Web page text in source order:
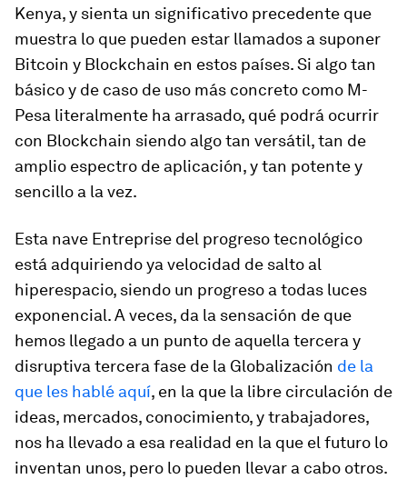
Kenya, y sienta un significativo precedente que
muestra lo que pueden estar llamados a suponer
Bitcoin y Blockchain en estos países. Si algo tan
básico y de caso de uso más concreto como M-
Pesa literalmente ha arrasado, qué podrá ocurrir
con Blockchain siendo algo tan versátil, tan de
amplio espectro de aplicación, y tan potente y
sencillo a la vez.
Esta nave Entreprise del progreso tecnológico
está adquiriendo ya velocidad de salto al
hiperespacio, siendo un progreso a todas luces
exponencial. A veces, da la sensación de que
hemos llegado a un punto de aquella tercera y
disruptiva tercera fase de la Globalización de la
que les hablé aquí, en la que la libre circulación de
ideas, mercados, conocimiento, y trabajadores,
nos ha llevado a esa realidad en la que el futuro lo
inventan unos, pero lo pueden llevar a cabo otros.